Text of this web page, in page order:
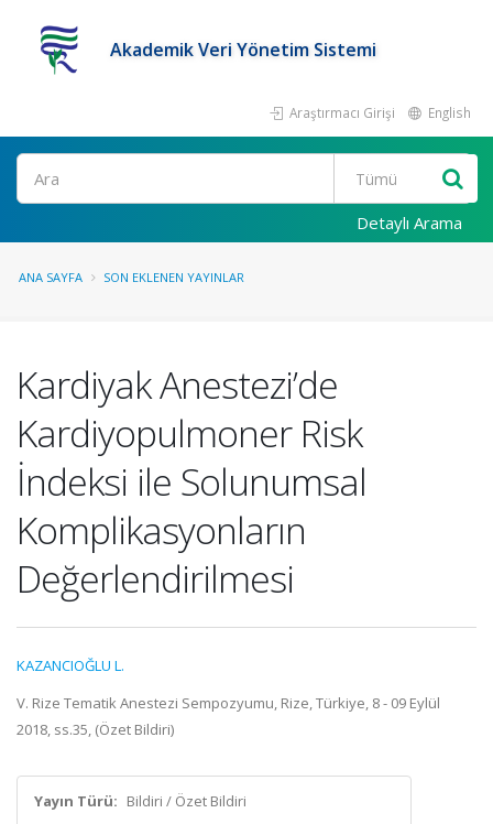
Akademik Veri Yönetim Sistemi
Araştırmacı Girişi English
Ara
Detaylı Arama
ANA SAYFA SON EKLENEN YAYINLAR
Kardiyak Anestezi’de
Kardiyopulmoner Risk
İndeksi ile Solunumsal
Komplikasyonların
Değerlendirilmesi
KAZANCIOĞLU L.
V. Rize Tematik Anestezi Sempozyumu, Rize, Türkiye, 8 - 09 Eylül
2018, ss.35, (Özet Bildiri)
Yayın Türü: Bildiri / Özet Bildiri